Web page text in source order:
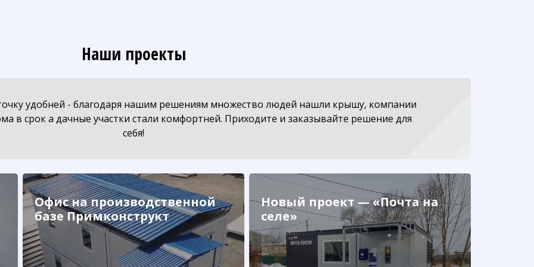
Наши проекты
удобней - благодаря нашим решениям множество людей нашли крышу, компании
в срок а дачные участки стали комфортней. Приходите и заказывайте решение для
себя!
Офис на производственной
базе Примконструкт
Новый проект — «Почта на
селе»